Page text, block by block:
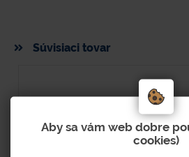
Súvisiaci tovar
Aby sa vám web dobre
cookies)